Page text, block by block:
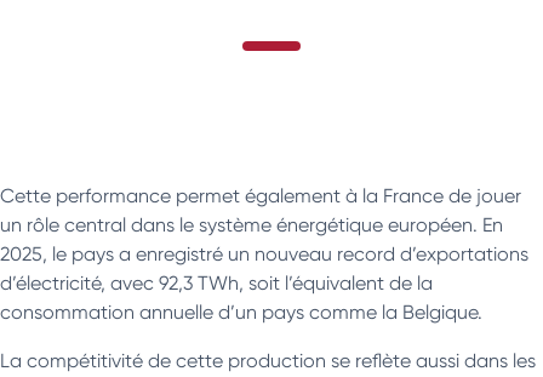
Cette performance permet également à la France de jouer
un rôle central dans le système énergétique européen. En
2025, le pays a enregistré un nouveau record d’exportations
d’électricité, avec 92,3 TWh, soit l’équivalent de la
consommation annuelle d’un pays comme la Belgique.
La compétitivité de cette production se reflète aussi dans les